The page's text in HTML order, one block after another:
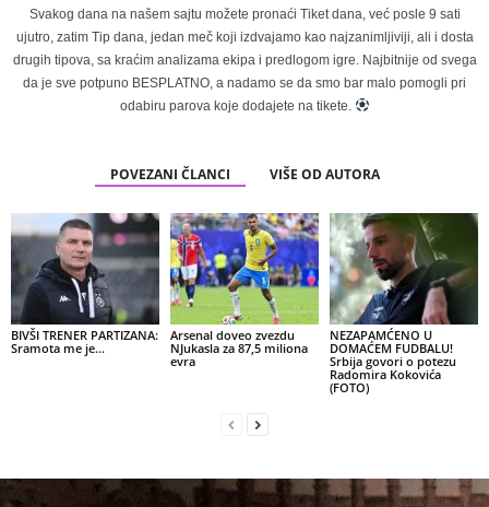
Svakog dana na našem sajtu možete pronaći Tiket dana, već posle 9 sati
ujutro, zatim Tip dana, jedan meč koji izdvajamo kao najzanimljiviji, ali i dosta
drugih tipova, sa kraćim analizama ekipa i predlogom igre. Najbitnije od svega
da je sve potpuno BESPLATNO, a nadamo se da smo bar malo pomogli pri
odabiru parova koje dodajete na tikete.
POVEZANI ČLANCI VIŠE OD AUTORA
BIVŠI TRENER PARTIZANA:
Sramota me je…
Arsenal doveo zvezdu
NJukasla za 87,5 miliona
evra
NEZAPAMĆENO U
DOMAĆEM FUDBALU!
Srbija govori o potezu
Radomira Kokovića
(FOTO)